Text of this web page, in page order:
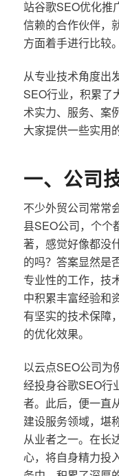
站谷歌SEO优化推
信赖的合作伙伴，
方面着手进行比较。
从专业技术角度出
SEO行业，积累了
术实力、服务、案
大家提供一些实用
一、公司
不少外贸公司常常
县SEO公司，个个
著，感觉好像都没
的吗？答案显然是
专业性的工作，技
中积累丰富经验和
有坚实的技术保障
的优化效果。
以云点SEO公司为
经投身谷歌SEO行
者。此后，便一直
建设服务领域，堪
从业者之一。在长
心，将自身精力投